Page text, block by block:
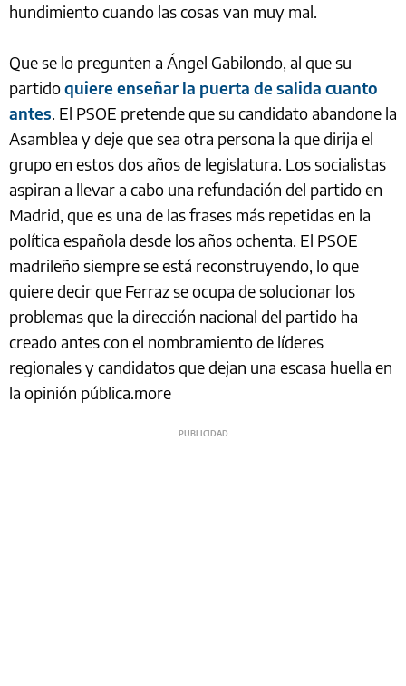
hundimiento cuando las cosas van muy mal.
Que se lo pregunten a Ángel Gabilondo, al que su
partidoquiere enseñar la puerta de salida cuanto
antes. El PSOE pretende que su candidato abandone la
Asamblea y deje que sea otra persona la que dirija el
grupo en estos dos años de legislatura. Los socialistas
aspiran a llevar a cabo una refundación del partido en
Madrid, que es una de las frases más repetidas en la
política española desde los años ochenta. El PSOE
madrileño siempre se está reconstruyendo, lo que
quiere decir que Ferraz se ocupa de solucionar los
problemas que la dirección nacional del partido ha
creado antes con el nombramiento de líderes
regionales y candidatos que dejan una escasa huella en
la opinión pública.more